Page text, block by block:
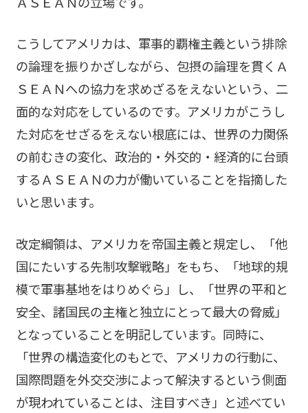
こうしてアメリカは、軍事的覇権主義という排除
の論理を振りかざしながら、包摂の論理を貫くＡ
ＳＥＡＮへの協力を求めざるをえないという、二
面的な対応をしているのです。アメリカがこうし
た対応をせざるをえない根底には、世界の力関係
の前むきの変化、政治的・外交的・経済的に台頭
するＡＳＥＡＮの力が働いていることを指摘した
いと思います。
改定綱領は、アメリカを帝国主義と規定し、「他
国にたいする先制攻撃戦略」をもち、「地球的規
模で軍事基地をはりめぐら」し、「世界の平和と
安全、諸国民の主権と独立にとって最大の脅威」
となっていることを明記しています。同時に、
「世界の構造変化のもとで、アメリカの行動に、
国際問題を外交交渉によって解決するという側面
が現われていることは、注目すべき」と述べてい